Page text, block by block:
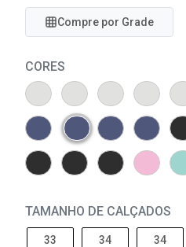
Compre por Grade
CORES
TAMANHO DE CALÇADOS
33 34 34